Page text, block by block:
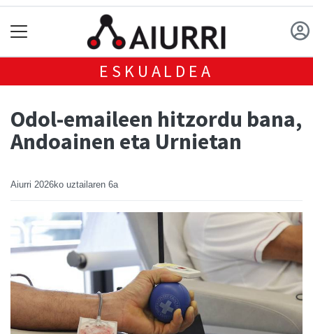
ESKUALDEA
Odol-emaileen hitzordu bana,
Andoainen eta Urnietan
Aiurri 2026ko uztailaren 6a